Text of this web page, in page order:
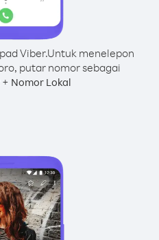
Viber.Untuk menelepon
putar nomor sebagai
+ Nomor Lokal